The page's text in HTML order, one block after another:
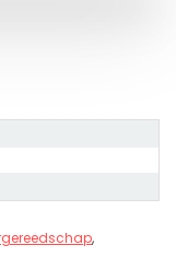
,